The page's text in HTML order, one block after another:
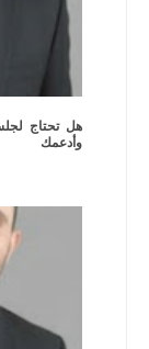
هل تحتاج
وأدعمك